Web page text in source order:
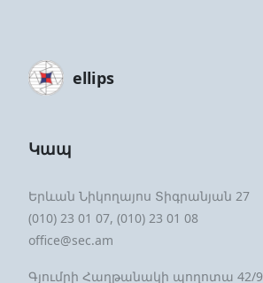
ellips
Կապ
Երևան Նիկողայոս Տիգրանյան 27
(010) 23 01 07, (010) 23 01 08
office@sec.am
Գյումրի Հաղթանակի պողոտա 42/9